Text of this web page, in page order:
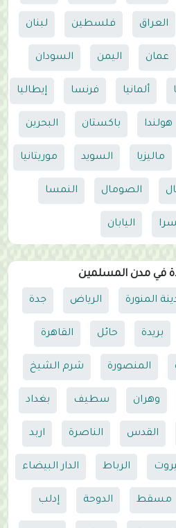
العراق فلسطين لبنان
عمان اليمن السودان
ألمانيا فرنسا إيطاليا
هولندا باكستان البحرين
ماليزيا السويد موريتانيا
الصومال النمسا
اليابان
في مدن المسلمين
المنورة الرياض جدة
بريدة حائل القاهرة
المنصورة شرم الشيخ
وهران سطيف بغداد
القدس الناصرة اربد
الرباط الدار البيضاء
مسقط الدوحة إدلب